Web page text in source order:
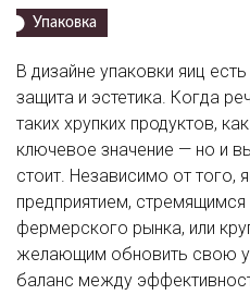
Упаковка
В дизайне упаковки яиц
защита и эстетика. Когда
таких хрупких продуктов,
ключевое значение — но и
стоит. Независимо от того,
предприятием,
фермерского рынка, или
желающим обновить свою
баланс между